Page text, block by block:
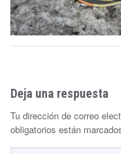
Deja una respuesta
Tu dirección de correo
obligatorios están